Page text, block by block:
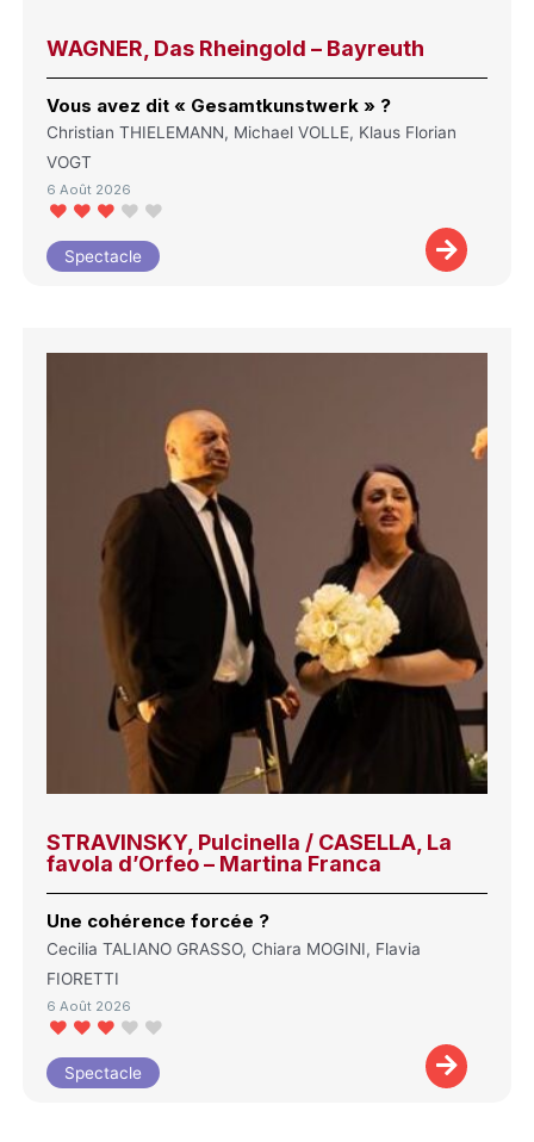
WAGNER, Das Rheingold – Bayreuth
Vous avez dit « Gesamtkunstwerk » ?
Christian THIELEMANN, Michael VOLLE, Klaus Florian
VOGT
6 Août 2026
Spectacle
STRAVINSKY, Pulcinella / CASELLA, La
favola d’Orfeo – Martina Franca
Une cohérence forcée ?
Cecilia TALIANO GRASSO, Chiara MOGINI, Flavia
FIORETTI
6 Août 2026
Spectacle